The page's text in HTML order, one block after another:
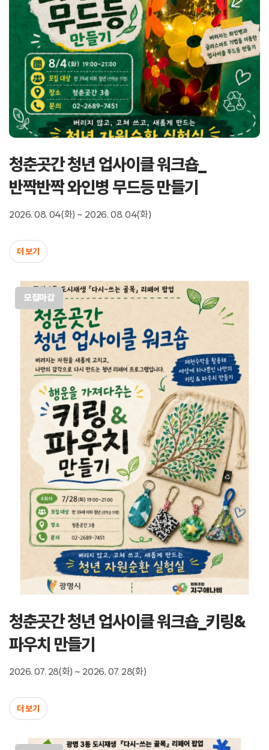
청춘곳간 청년 업사이클 워크숍_
반짝반짝 와인병 무드등 만들기
2026. 08. 04(화) ~ 2026. 08. 04(화)
더 보기
모집마감
청춘곳간 청년 업사이클 워크숍_키링&
파우치 만들기
2026. 07. 28(화) ~ 2026. 07. 28(화)
더 보기